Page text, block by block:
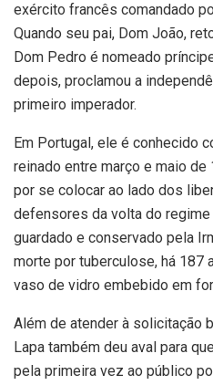
exército francês comandado
Quando seu pai, Dom João,
Dom Pedro é nomeado
depois, proclamou a
primeiro imperador.
Em Portugal, ele é conhecido
reinado entre março e maio de
por se colocar ao lado dos
defensores da volta do
guardado e conservado pela
morte por tuberculose, há 187
vaso de vidro embebido em
Além de atender à solicitação
Lapa também deu aval para
pela primeira vez ao público